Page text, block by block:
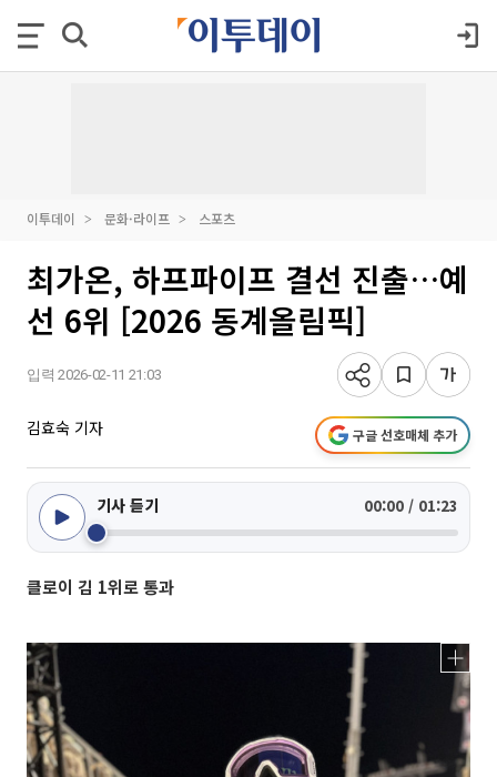
이투데이 문화·라이프 스포츠
최가온, 하프파이프 결선 진출…예
선 6위 [2026 동계올림픽]
입력 2026-02-11 21:03
김효숙 기자 구글 선호매체 추가
기사 듣기 00:00 / 01:23
클로이 김 1위로 통과